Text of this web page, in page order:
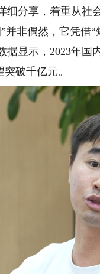
细分享，着重从社
非偶然，它凭借
显示，2023年国
破千亿元。